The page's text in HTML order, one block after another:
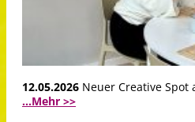
12.05.2026 Neuer Creative Spot
...Mehr >>